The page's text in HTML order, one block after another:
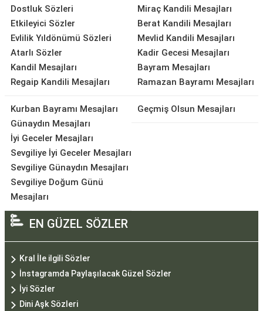
Dostluk Sözleri
Etkileyici Sözler
Evlilik Yıldönümü Sözleri
Atarlı Sözler
Kandil Mesajları
Regaip Kandili Mesajları
Miraç Kandili Mesajları
Berat Kandili Mesajları
Mevlid Kandili Mesajları
Kadir Gecesi Mesajları
Bayram Mesajları
Ramazan Bayramı Mesajları
Kurban Bayramı Mesajları
Günaydın Mesajları
İyi Geceler Mesajları
Sevgiliye İyi Geceler Mesajları
Sevgiliye Günaydın Mesajları
Sevgiliye Doğum Günü
Mesajları
Geçmiş Olsun Mesajları
EN GÜZEL SÖZLER
Kral İle ilgili Sözler
İnstagramda Paylaşılacak Güzel Sözler
İyi Sözler
Dini Aşk Sözleri